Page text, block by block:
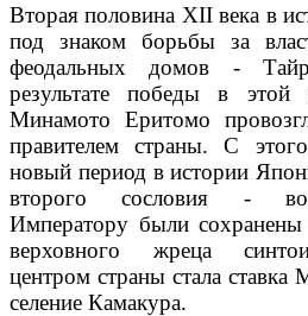
Вторая половина XII века в
под знаком борьбы за
феодальных домов -
результате победы в этой
Минамото Еритомо
правителем страны. С
новый период в истории
второго сословия -
Императору были
верховного жреца
центром страны стала
селение Камакура.